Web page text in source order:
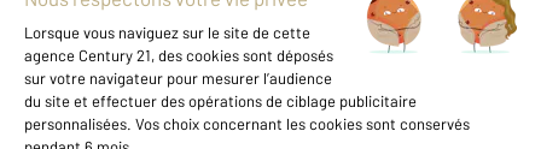
Mentions légales & CGU et Barèmes d'honoraires
Données personnelles
Gestionnaire des cookies